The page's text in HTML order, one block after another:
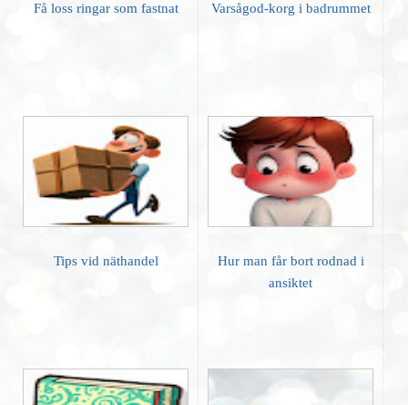
Få loss ringar som fastnat Varsågod-korg i badrummet
Tips vid näthandel
Hur man får bort rodnad i
ansiktet